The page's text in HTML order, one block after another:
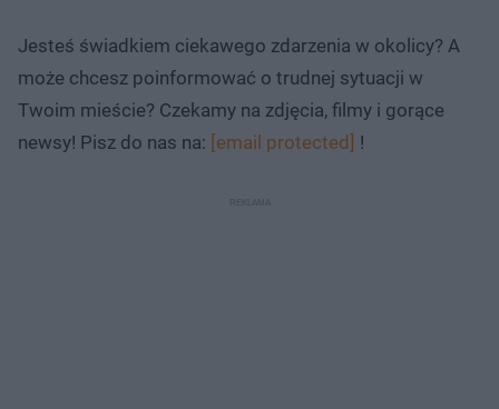
Jesteś świadkiem ciekawego zdarzenia w okolicy? A
może chcesz poinformować o trudnej sytuacji w
Twoim mieście? Czekamy na zdjęcia, filmy i gorące
newsy! Pisz do nas na: [email protected] !